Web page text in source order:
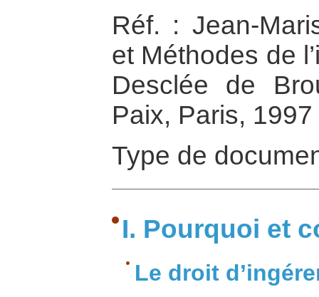
Réf. : Jean-
et Méthodes de
Desclée de
Paix, Paris, 1997
Type de
I. Pourquoi et
Le droit